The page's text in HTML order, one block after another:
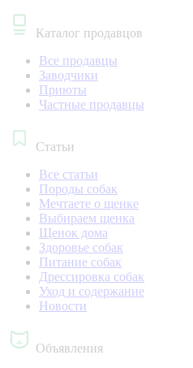
Каталог продавцов
Все продавцы
Заводчики
Приюты
Частные продавцы
Статьи
Все статьи
Породы собак
Мечтаете о щенке
Выбираем щенка
Щенок дома
Здоровье собак
Питание собак
Дрессировка собак
Уход и содержание
Новости
Объявления